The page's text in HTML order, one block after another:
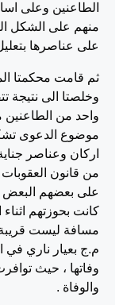
الطاعنين وعلى
منهم على الشكل
على عناصرها
ثم قامت محكمتا
وخلصتا الى نتيجة
واحد من الطاعنين
موضوع الدعوى
من قانون العقوبات
على بعضهم البعض
كانت بحوزتهم
مسافة ليست قريبة
م.ج بعيار ناري في
وفاتها ، حيث
والوفاة .